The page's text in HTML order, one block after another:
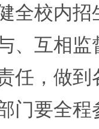
全校内
、互相
任，做
门要全